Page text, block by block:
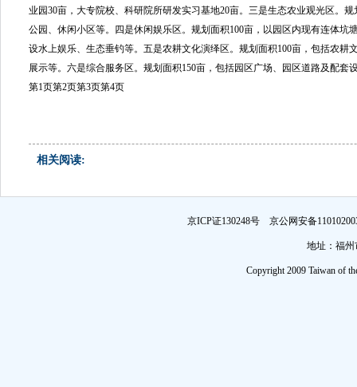
业园30亩，大专院校、科研院所研发实习基地20亩。三是生态农业观光区。
公园、休闲小区等。四是休闲娱乐区。规划面积100亩，以园区内现有连体坑
设水上娱乐、生态垂钓等。五是农耕文化演绎区。规划面积100亩，包括农耕
展示等。六是综合服务区。规划面积150亩，包括园区广场、园区道路及配套
第1页第2页第3页第4页
相关阅读:
京ICP证130248号 京公网安备
地址：福州
Copyright 2009 Taiwan of